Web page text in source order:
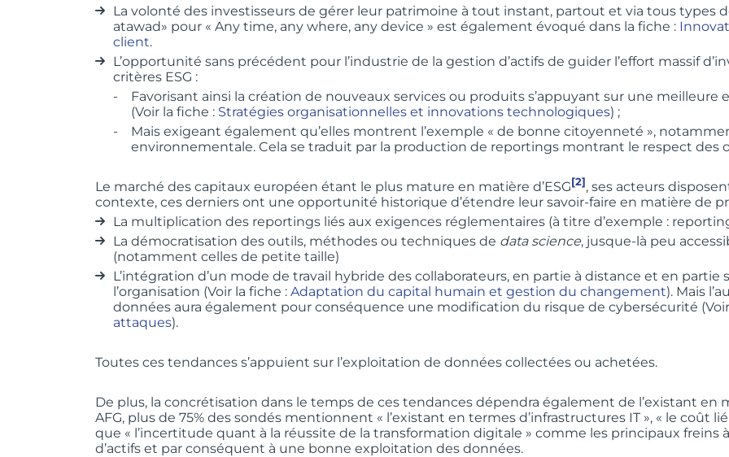
La volonté des investisseurs de gérer leur patrimoine à tout instant, partout et via tous types
atawad» pour « Any time, any where, any device » est également évoqué dans la fiche :
client.
L’opportunité sans précédent pour l’industrie de la gestion d’actifs de guider l’effort massif
critères ESG :
Favorisant ainsi la création de nouveaux services ou produits s’appuyant sur une
(Voir la fiche : Stratégies organisationnelles et innovations technologiques) ;
Mais exigeant également qu’elles montrent l’exemple « de bonne citoyenneté »,
environnementale. Cela se traduit par la production de reportings montrant le respect des
Le marché des capitaux européen étant le plus mature en matière d’ESG[2], ses acteurs
contexte, ces derniers ont une opportunité historique d’étendre leur savoir-faire en matière de
La multiplication des reportings liés aux exigences réglementaires (à titre d’exemple :
La démocratisation des outils, méthodes ou techniques de data science, jusque-là peu
(notamment celles de petite taille)
L’intégration d’un mode de travail hybride des collaborateurs, en partie à distance et en
l’organisation (Voir la fiche : Adaptation du capital humain et gestion du changement). Mais
données aura également pour conséquence une modification du risque de cybersécurité
attaques).
Toutes ces tendances s’appuient sur l’exploitation de données collectées ou achetées.
De plus, la concrétisation dans le temps de ces tendances dépendra également de l’existant en
AFG, plus de 75% des sondés mentionnent « l’existant en termes d’infrastructures IT », « le coût
que « l’incertitude quant à la réussite de la transformation digitale » comme les principaux freins
d’actifs et par conséquent à une bonne exploitation des données.